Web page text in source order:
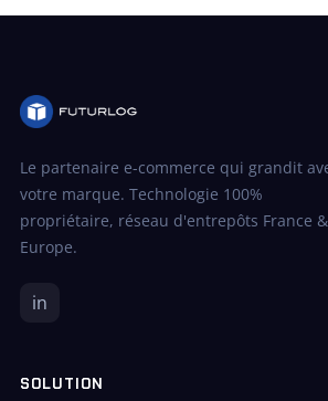
Le partenaire e-commerce qui grandit
votre marque. Technologie 100%
propriétaire, réseau d'entrepôts France &
Europe.
in
SOLUTION